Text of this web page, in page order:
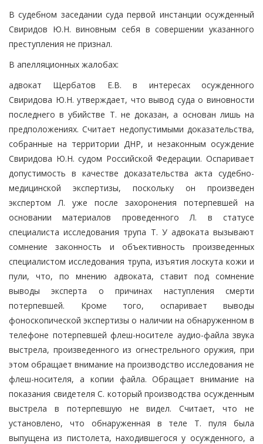
В судебном заседании суда первой инстанции осужденный
Свиридов Ю.Н. виновным себя в совершении указанного
преступления не признал.
В апелляционных жалобах:
адвокат Щербатов Е.В. в интересах осужденного
Свиридова Ю.Н. утверждает, что вывод суда о виновности
последнего в убийстве Т. не доказан, а основан лишь на
предположениях. Считает недопустимыми доказательства,
собранные на территории ДНР, и незаконным осуждение
Свиридова Ю.Н. судом Российской Федерации. Оспаривает
допустимость в качестве доказательства акта судебно-
медицинской экспертизы, поскольку он произведен
экспертом Л. уже после захоронения потерпевшей на
основании материалов проведенного Л. в статусе
специалиста исследования трупа Т. У адвоката вызывают
сомнение законность и объективность произведенных
специалистом исследования трупа, изъятия лоскута кожи и
пули, что, по мнению адвоката, ставит под сомнение
выводы эксперта о причинах наступления смерти
потерпевшей. Кроме того, оспаривает выводы
фоноскопической экспертизы о наличии на обнаруженном в
телефоне потерпевшей флеш-носителе аудио-файла звука
выстрела, произведенного из огнестрельного оружия, при
этом обращает внимание на производство исследования не
флеш-носителя, а копии файла. Обращает внимание на
показания свидетеля С. который производства осужденным
выстрела в потерпевшую не видел. Считает, что не
установлено, что обнаруженная в теле Т. пуля была
выпущена из пистолета, находившегося у осужденного, а